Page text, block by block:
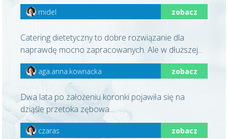
midel zobacz
Catering dietetyczny to dobre rozwiązanie dla
naprawdę mocno zapracowanych. Ale w dłuższej...
aga.anna.kownacka zobacz
Dwa lata po założeniu koronki pojawiła się na
dziąśle przetoka zębowa....
czaras zobacz